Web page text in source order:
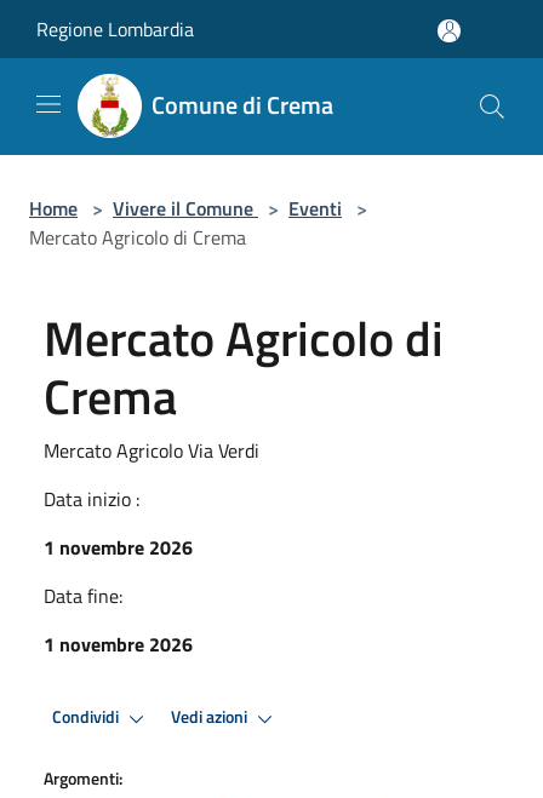
Regione Lombardia
Comune di Crema
Home > Vivere il Comune > Eventi >
Mercato Agricolo di Crema
Mercato Agricolo di
Crema
Mercato Agricolo Via Verdi
Data inizio :
1 novembre 2026
Data fine:
1 novembre 2026
Condividi Vedi azioni
Argomenti: